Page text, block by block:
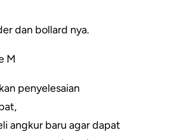
dan bollard nya.
M
penyelesaian
angkur baru agar dapat